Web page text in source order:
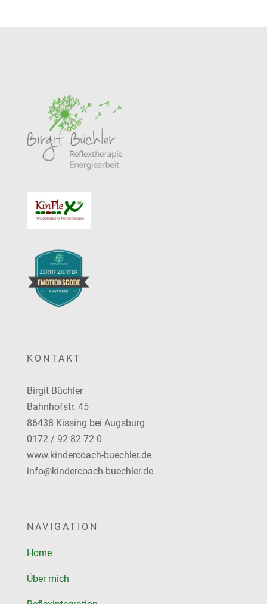
KONTAKT
Birgit Büchler
Bahnhofstr. 45
86438 Kissing bei Augsburg
0172 / 92 82 72 0
www.kindercoach-buechler.de
info@kindercoach-buechler.de
NAVIGATION
Home
Über mich